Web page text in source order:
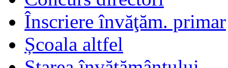
Înscriere învăţăm. primar
Școala altfel